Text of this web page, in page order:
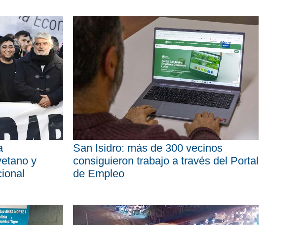
y
San Isidro: más de 300 vecinos
consiguieron trabajo a través del Portal
de Empleo